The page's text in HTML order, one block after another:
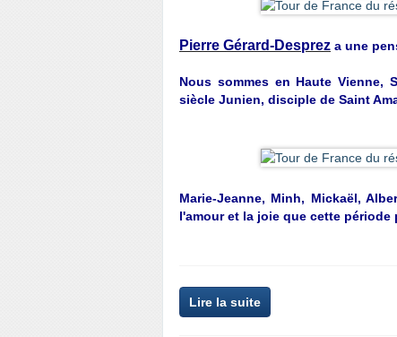
Pierre Gérard-Desprez a une
Nous sommes en Haute Vienne,
siècle Junien, disciple de Saint
Marie-Jeanne, Minh, Mickaël,
l'amour et la joie que cette période
Lire la suite